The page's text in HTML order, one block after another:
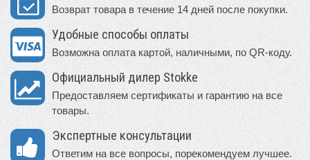
Возврат товара в течение 14 дней после покупки.
Удобные способы оплаты
Возможна оплата картой, наличными, по QR-коду.
Официальный дилер Stokke
Предоставляем сертификаты и гарантию на все
товары.
Экспертные консультации
Ответим на все вопросы, порекомендуем лучшее.